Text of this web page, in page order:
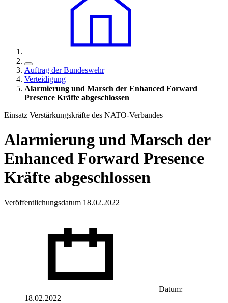
Auftrag der Bundeswehr
Verteidigung
Alarmierung und Marsch der Enhanced Forward
Presence Kräfte abgeschlossen
Einsatz Verstärkungskräfte des NATO-Verbandes
Alarmierung und Marsch der
Enhanced Forward Presence
Kräfte abgeschlossen
Veröffentlichungsdatum 18.02.2022
Datum:
18.02.2022